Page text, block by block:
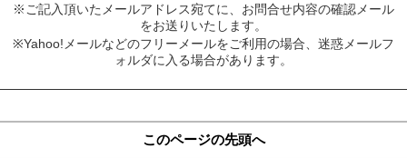
※ご記入頂いたメールアドレス宛てに、お問合せ内容の確認メール
をお送りいたします。
※Yahoo!メールなどのフリーメールをご利用の場合、迷惑メールフ
ォルダに入る場合があります。
このページの先頭へ